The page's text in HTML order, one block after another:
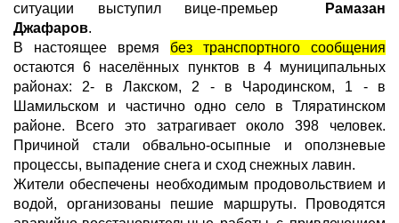
ситуации выступил вице-премьер
Рамазан
Джафаров.
В настоящее время без транспортного сообщения
остаются 6 населённых пунктов в 4 муниципальных
районах: 2- в Лакском, 2 - в Чародинском, 1 - в
Шамильском и частично одно село в Тляратинском
районе. Всего это затрагивает около 398 человек.
Причиной стали обвально-осыпные и оползневые
процессы, выпадение снега и сход снежных лавин.
Жители обеспечены необходимым продовольствием и
водой, организованы пешие маршруты. Проводятся